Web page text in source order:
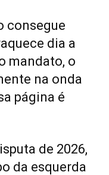
consegue
dia a
mandato, o
na onda
página é
de 2026,
da esquerda